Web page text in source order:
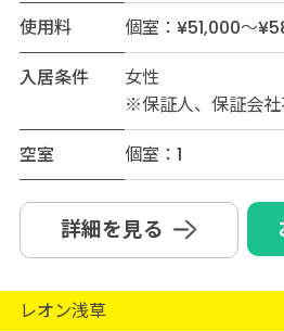
使用料
個室：¥51,000～
入居条件
女性
※保証人、保証会
空室
個室：1
詳細を見る
レオン浅草